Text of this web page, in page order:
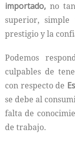
importado, no
superior,
prestigio y la
Podemos
culpables de
con respecto de
se debe al
falta de
de trabajo.